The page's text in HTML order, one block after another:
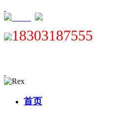
18303187555
首页